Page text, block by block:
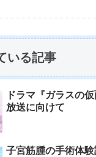
いる記事
ドラマ『ガラスの
放送に向けて
子宮筋腫の手術体